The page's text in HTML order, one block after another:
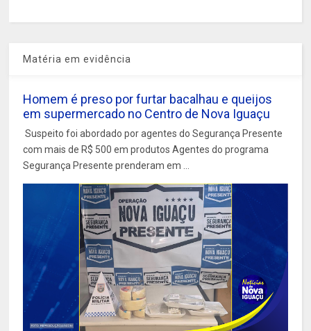
Matéria em evidência
Homem é preso por furtar bacalhau e queijos
em supermercado no Centro de Nova Iguaçu
Suspeito foi abordado por agentes do Segurança Presente
com mais de R$ 500 em produtos Agentes do programa
Segurança Presente prenderam em ...